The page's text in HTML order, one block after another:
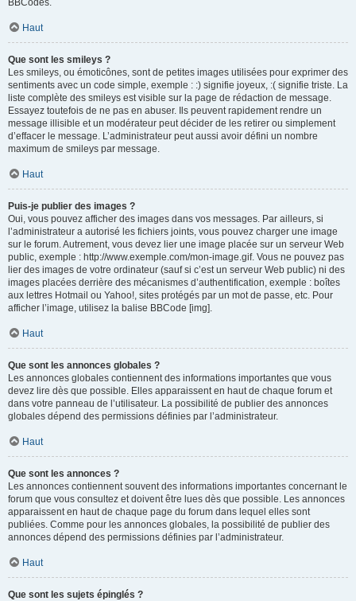
BBCodes.
Haut
Que sont les smileys ?
Les smileys, ou émoticônes, sont de petites images utilisées pour exprimer des
sentiments avec un code simple, exemple : :) signifie joyeux, :( signifie triste. La
liste complète des smileys est visible sur la page de rédaction de message.
Essayez toutefois de ne pas en abuser. Ils peuvent rapidement rendre un
message illisible et un modérateur peut décider de les retirer ou simplement
d’effacer le message. L’administrateur peut aussi avoir défini un nombre
maximum de smileys par message.
Haut
Puis-je publier des images ?
Oui, vous pouvez afficher des images dans vos messages. Par ailleurs, si
l’administrateur a autorisé les fichiers joints, vous pouvez charger une image
sur le forum. Autrement, vous devez lier une image placée sur un serveur Web
public, exemple : http://www.exemple.com/mon-image.gif. Vous ne pouvez pas
lier des images de votre ordinateur (sauf si c’est un serveur Web public) ni des
images placées derrière des mécanismes d’authentification, exemple : boîtes
aux lettres Hotmail ou Yahoo!, sites protégés par un mot de passe, etc. Pour
afficher l’image, utilisez la balise BBCode [img].
Haut
Que sont les annonces globales ?
Les annonces globales contiennent des informations importantes que vous
devez lire dès que possible. Elles apparaissent en haut de chaque forum et
dans votre panneau de l’utilisateur. La possibilité de publier des annonces
globales dépend des permissions définies par l’administrateur.
Haut
Que sont les annonces ?
Les annonces contiennent souvent des informations importantes concernant le
forum que vous consultez et doivent être lues dès que possible. Les annonces
apparaissent en haut de chaque page du forum dans lequel elles sont
publiées. Comme pour les annonces globales, la possibilité de publier des
annonces dépend des permissions définies par l’administrateur.
Haut
Que sont les sujets épinglés ?